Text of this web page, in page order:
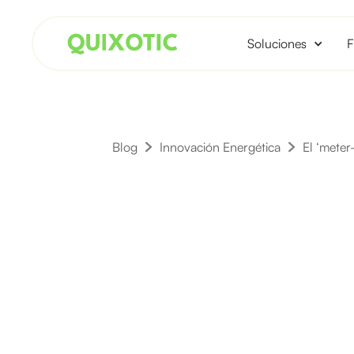
Soluciones
Blog Innovación Energética El